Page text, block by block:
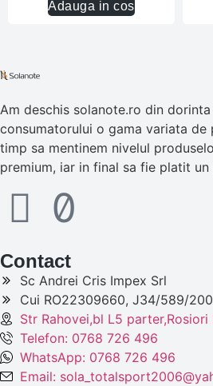
Adauga in cos
Am deschis solanote.ro din
consumatorului o gama variata de
timp sa mentinem nivelul
premium, iar in final sa fie platit
Contact
Sc Andrei Cris Impex Srl
Cui RO22309660, J34/589/
Str Rahovei,bl L5 parter,Rosiori
Telefon: 0768 726 496
WhatsApp: 0768 726 496
Email: